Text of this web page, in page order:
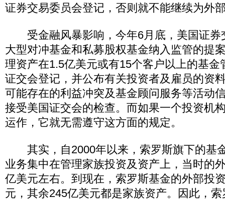
证券交易委员会登记，否则就不能继续为外
受金融风暴影响，今年6月底，美国证券
大型对冲基金和私募股权基金纳入监管的提
理资产在1.5亿美元或有15个客户以上的基金
证交会登记，并公布有关投资者及雇员的资
可能存在的利益冲突及基金顾问服务等活动
接受美国证交会的检查。而如果一个投资机
运作，它就无需遵守这方面的规定。
其实，自2000年以来，索罗斯旗下的基
业务集中在管理家族投资及资产上，当时的
亿美元左右。到现在，索罗斯基金的外部投
元，其余245亿美元都是家族资产。因此，